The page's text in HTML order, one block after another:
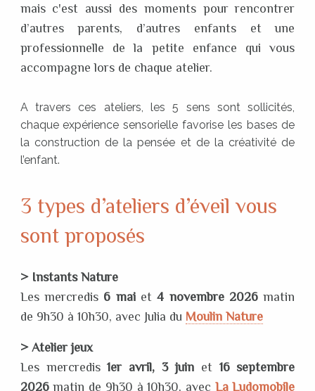
mais c'est aussi des moments pour rencontrer
d’autres parents, d’autres enfants et une
professionnelle de la petite enfance qui vous
accompagne lors de chaque atelier.
A travers ces ateliers, les 5 sens sont sollicités,
chaque expérience sensorielle favorise les bases de
la construction de la pensée et de la créativité de
l’enfant.
3 types d’ateliers d’éveil vous
sont proposés
> Instants Nature
Les mercredis 6 maiet4 novembre 2026 matin
de 9h30 à 10h30, avec Julia du Moulin Nature
> Atelier jeux
Les mercredis1er avril, 3 juin et 16 septembre
2026matin de 9h30 à 10h30, avec La Ludomobile